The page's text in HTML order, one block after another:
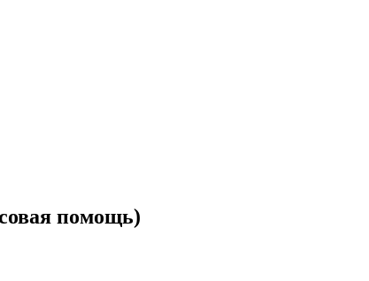
помощь)